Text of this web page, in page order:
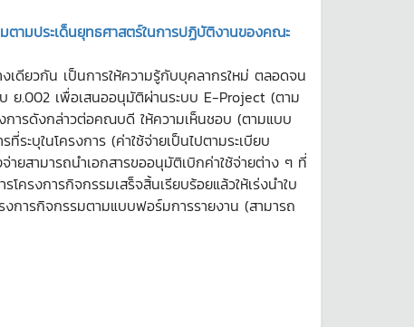
ตามประเด็นยุทธศาสตร์ในการปฏิบัติงานของคณะ
เดียวกัน เป็นการให้ความรู้กับบุคลากรใหม่ ตลอดจน
ย.002 เพื่อเสนออนุมัติผ่านระบบ E-Project (ตาม
การดังกล่าวต่อคณบดี ให้ความเห็นชอบ (ตามแบบ
บุในโครงการ (ค่าใช้จ่ายเป็นไปตามระเบียบ
ยสามารถนำเอกสารขออนุมัติเบิกค่าใช้จ่ายต่าง ๆ ที่
รงการกิจกรรมเสร็จสิ้นเรียบร้อยแล้วให้เร่งนำใบ
การกิจกรรมตามแบบฟอร์มการรายงาน (สามารถ